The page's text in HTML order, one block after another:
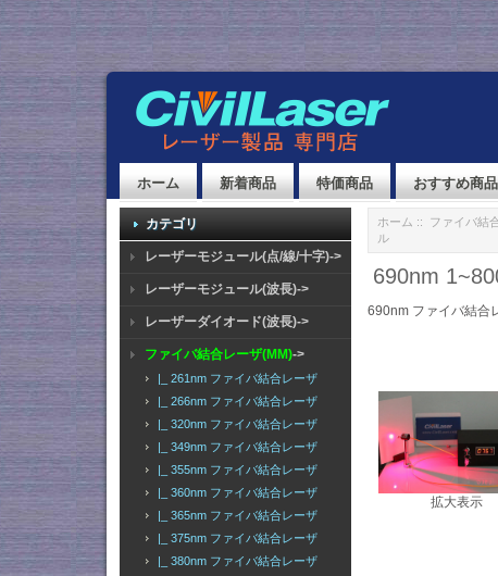
ホーム 新着商品 特価商品 おすすめ商品
カテゴリ
レーザーモジュール(点/線/十字)->
レーザーモジュール(波長)->
レーザーダイオード(波長)->
ファイバ結合レーザ(MM)->
|_ 261nm ファイバ結合レーザ
|_ 266nm ファイバ結合レーザ
|_ 320nm ファイバ結合レーザ
|_ 349nm ファイバ結合レーザ
|_ 355nm ファイバ結合レーザ
|_ 360nm ファイバ結合レーザ
|_ 365nm ファイバ結合レーザ
|_ 375nm ファイバ結合レーザ
|_ 380nm ファイバ結合レーザ
ホーム :: ファイバ結
ル
690nm
690nm ファイバ結合
拡大表示